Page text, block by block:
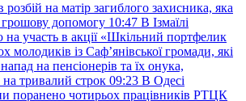
розбій на матір загиблого захисника, яка
допомогу 10:47 В Ізмаїлі
на участь в акції «Шкільний портфелик
молодиків із Саф’янівської громади, які
на пенсіонерів та їх онука,
на тривалий строк 09:23 В Одесі
поранено чотирьох працівників РТЦК